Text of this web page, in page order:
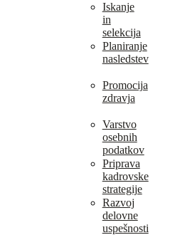
Iskanje
in
selekcija
Planiranje
nasledstev
Promocija
zdravja
Varstvo
osebnih
podatkov
Priprava
kadrovske
strategije
Razvoj
delovne
uspešnosti